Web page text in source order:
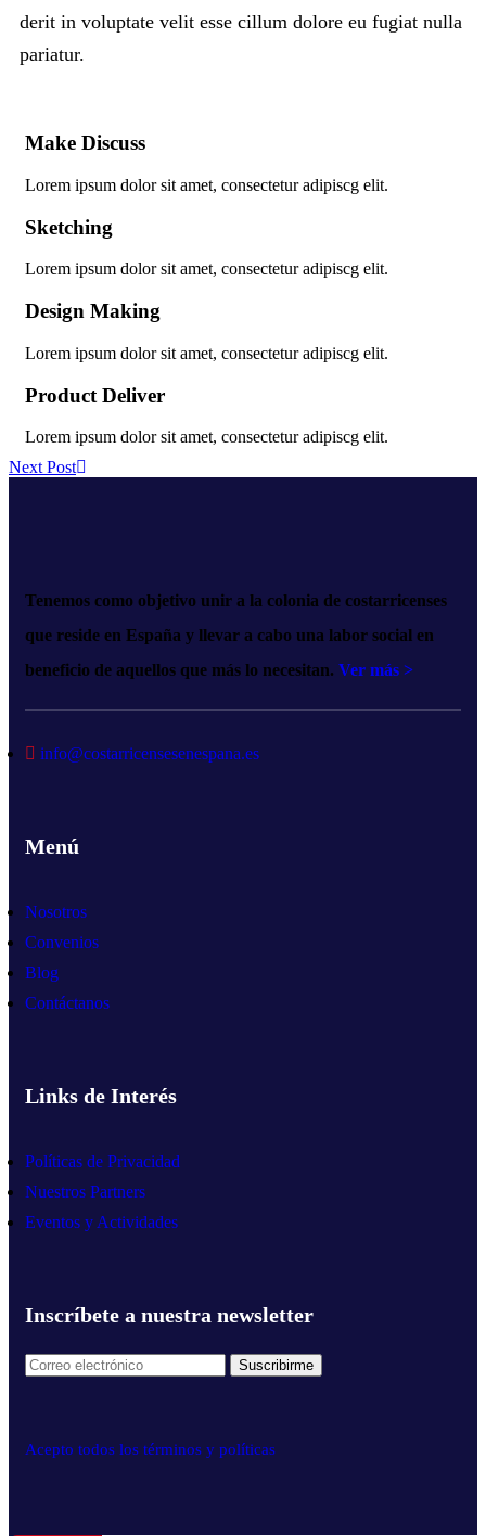
derit in voluptate velit esse cillum dolore eu fugiat nulla
pariatur.
Make Discuss
Lorem ipsum dolor sit amet, consectetur adipiscg elit.
Sketching
Lorem ipsum dolor sit amet, consectetur adipiscg elit.
Design Making
Lorem ipsum dolor sit amet, consectetur adipiscg elit.
Product Deliver
Lorem ipsum dolor sit amet, consectetur adipiscg elit.
Next Post
Tenemos como objetivo unir a la colonia de costarricenses
que reside en España y llevar a cabo una labor social en
beneficio de aquellos que más lo necesitan. Ver más >
info@costarricensesenespana.es
Menú
Nosotros
Convenios
Blog
Contáctanos
Links de Interés
Políticas de Privacidad
Nuestros Partners
Eventos y Actividades
Inscríbete a nuestra newsletter
Acepto todos los términos y políticas